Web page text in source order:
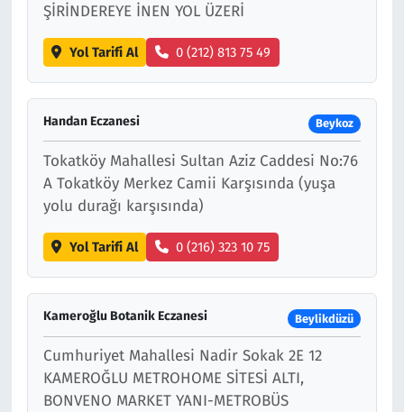
ŞİRİNDEREYE İNEN YOL ÜZERİ
Yol Tarifi Al 0 (212) 813 75 49
Handan Eczanesi Beykoz
Tokatköy Mahallesi Sultan Aziz Caddesi No:76
A Tokatköy Merkez Camii Karşısında (yuşa
yolu durağı karşısında)
Yol Tarifi Al 0 (216) 323 10 75
Kameroğlu Botanik Eczanesi Beylikdüzü
Cumhuriyet Mahallesi Nadir Sokak 2E 12
KAMEROĞLU METROHOME SİTESİ ALTI,
BONVENO MARKET YANI-METROBÜS